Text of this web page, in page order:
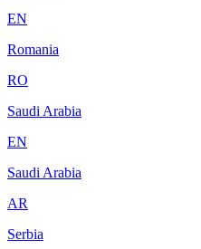
EN
Romania
RO
Saudi Arabia
EN
Saudi Arabia
AR
Serbia